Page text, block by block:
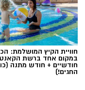
בחיפוש שנערך
המשטרתית
המנוע ובגב
מ-1.6 ק"ג של
קריסטל. הרכב
תגים:משטרה,
חוויית הקיץ המושלמת:
במקום אחד ברשת
חודשיים + חודש מתנה
החגים!)